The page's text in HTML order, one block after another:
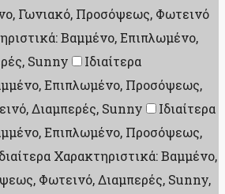
Γωνιακό, Προσόψεως, Φωτεινό
Βαμμένο, Επιπλωμένο,
Sunny
Ιδιαίτερα
Επιπλωμένο, Προσόψεως,
Διαμπερές, Sunny
Ιδιαίτερα
Επιπλωμένο, Προσόψεως,
Χαρακτηριστικά: Βαμμένο,
Φωτεινό, Διαμπερές, Sunny,